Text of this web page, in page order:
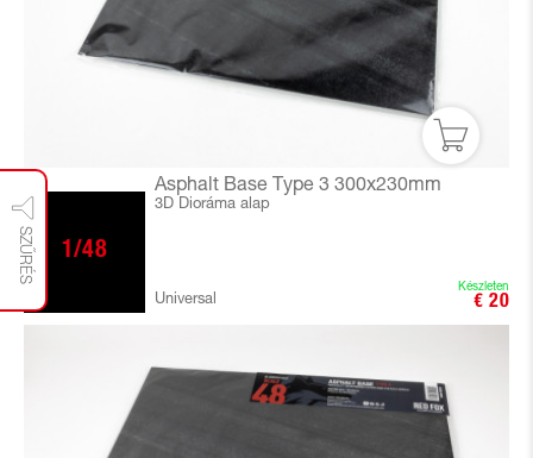
1/48
Asphalt Base Type 3 300x230mm
3D Dioráma alap
Universal
Készleten
€ 20
SZŰRÉS